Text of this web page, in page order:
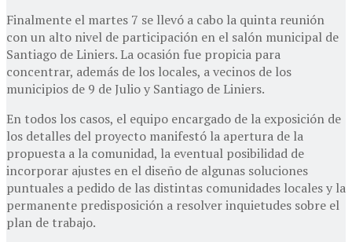
Finalmente el martes 7 se llevó a cabo la quinta reunión
con un alto nivel de participación en el salón municipal de
Santiago de Liniers. La ocasión fue propicia para
concentrar, además de los locales, a vecinos de los
municipios de 9 de Julio y Santiago de Liniers.
En todos los casos, el equipo encargado de la exposición de
los detalles del proyecto manifestó la apertura de la
propuesta a la comunidad, la eventual posibilidad de
incorporar ajustes en el diseño de algunas soluciones
puntuales a pedido de las distintas comunidades locales y la
permanente predisposición a resolver inquietudes sobre el
plan de trabajo.